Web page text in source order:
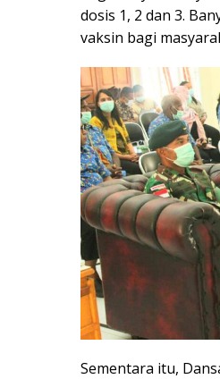
dosis 1, 2 dan 3.
vaksin bagi
Sementara itu,